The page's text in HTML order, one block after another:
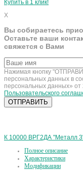
Купить в 1 клик!
X
Вы собираетесь
Оставьте ваши
свяжется с Вами
Нажимая кнопку
персональных данных в
персональных данных»
Пользовательского
К 10000 ВРГ2ДА "Металл
Полное описание
Характеристики
Модификации